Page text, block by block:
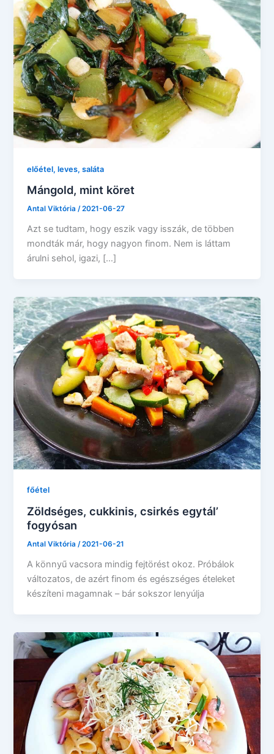
előétel, leves, saláta
Mángold, mint köret
Antal Viktória/2021-06-27
Azt se tudtam, hogy eszik vagy isszák, de többen
mondták már, hogy nagyon finom. Nem is láttam
árulni sehol, igazi, […]
főétel
Zöldséges, cukkinis, csirkés egytál’
fogyósan
Antal Viktória/2021-06-21
A könnyű vacsora mindig fejtörést okoz. Próbálok
változatos, de azért finom és egészséges ételeket
készíteni magamnak – bár sokszor lenyúlja